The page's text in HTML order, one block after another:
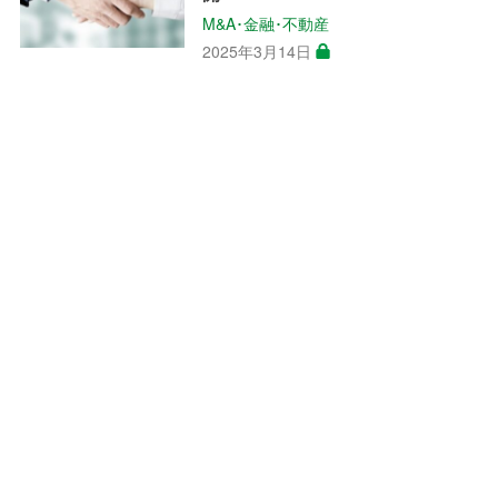
M&A･金融･不動産
2025年3月14日